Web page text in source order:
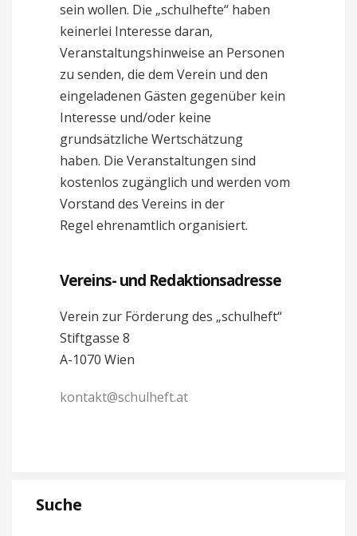
sein wollen. Die „schulhefte“ haben
keinerlei Interesse daran,
Veranstaltungshinweise an Personen
zu senden, die dem Verein und den
eingeladenen Gästen gegenüber kein
Interesse und/oder keine
grundsätzliche Wertschätzung
haben. Die Veranstaltungen sind
kostenlos zugänglich und werden vom
Vorstand des Vereins in der
Regel ehrenamtlich organisiert.
Vereins- und Redaktionsadresse
Verein zur Förderung des „schulheft“
Stiftgasse 8
A-1070 Wien
kontakt@schulheft.at
Suche